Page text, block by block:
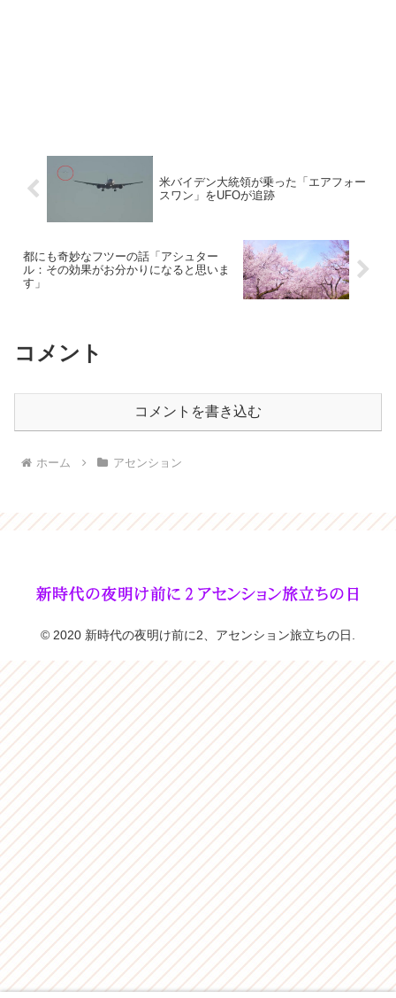
米バイデン大統領が乗った「エアフォー
スワン」をUFOが追跡
都にも奇妙なフツーの話「アシュター
ル：その効果がお分かりになると思いま
す」
コメント
コメントを書き込む
ホーム アセンション
© 2020 新時代の夜明け前に2、アセンション旅立ちの日.